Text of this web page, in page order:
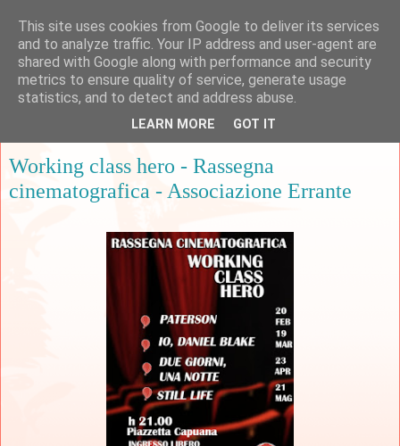
mercoledì 19 febbraio 2020
Working class hero - Rassegna
cinematografica - Associazione Errante
This site uses cookies from Google to deliver its services
and to analyze traffic. Your IP address and user-agent are
shared with Google along with performance and security
metrics to ensure quality of service, generate usage
statistics, and to detect and address abuse.
LEARN MORE GOT IT